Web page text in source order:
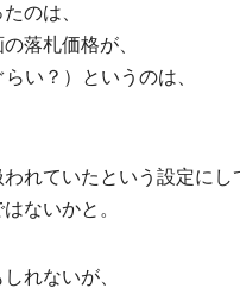
のは、
落札価格が、
い？）というのは、
われていたという設定にし
ないかと。
れないが、